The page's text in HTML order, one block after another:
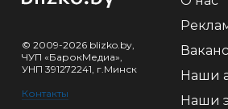
© 2009-2026 blizko.by,
ЧУП «БарокМедиа»,
УНП 391272241, г.Минск
Контакты
Наши
Наши